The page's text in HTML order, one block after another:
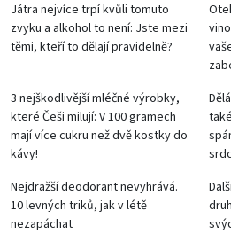
Játra nejvíce trpí kvůli tomuto
zvyku a alkohol to není: Jste mezi
těmi, kteří to dělají pravidelně?
3 nejškodlivější mléčné výrobky,
které Češi milují: V 100 gramech
mají více cukru než dvě kostky do
kávy!
Nejdražší deodorant nevyhrává.
10 levných triků, jak v létě
nezapáchat